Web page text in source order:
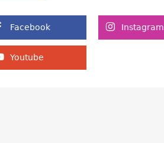
Facebook Instagram
Youtube